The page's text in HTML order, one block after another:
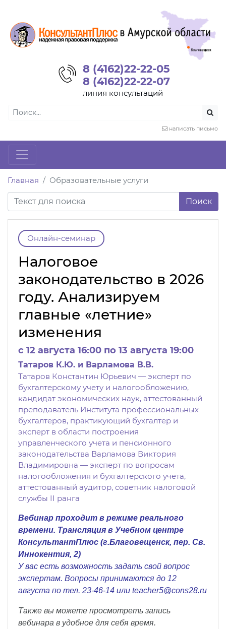
8 (4162)22-22-05
8 (4162)22-22-07
линия консультаций
написать письмо
Главная Образовательные услуги
Поиск
Онлайн-семинар
Налоговое
законодательство в 2026
году. Анализируем
главные «летние»
изменения
c 12 августа 16:00 по 13 августа 19:00
Татаров К.Ю. и Варламова В.В.
Татаров Константин Юрьевич — эксперт по
бухгалтерскому учету и налогообложению,
кандидат экономических наук, аттестованный
преподаватель Института профессиональных
бухгалтеров, практикующий бухгалтер и
эксперт в области построения
управленческого учета и пенсионного
законодательства Варламова Виктория
Владимировна — эксперт по вопросам
налогообложения и бухгалтерского учета,
аттестованный аудитор, советник налоговой
службы II ранга
Вебинар проходит в режиме реального
времени. Трансляция в Учебном центре
КонсультантПлюс (г.Благовещенск, пер. Св.
Иннокентия, 2)
У вас есть возможность задать свой вопрос
экспертам. Вопросы принимаются до 12
августа по тел. 23-46-14 или teacher5@cons28.ru
Также вы можете просмотреть запись
вебинара в удобное для себя время.